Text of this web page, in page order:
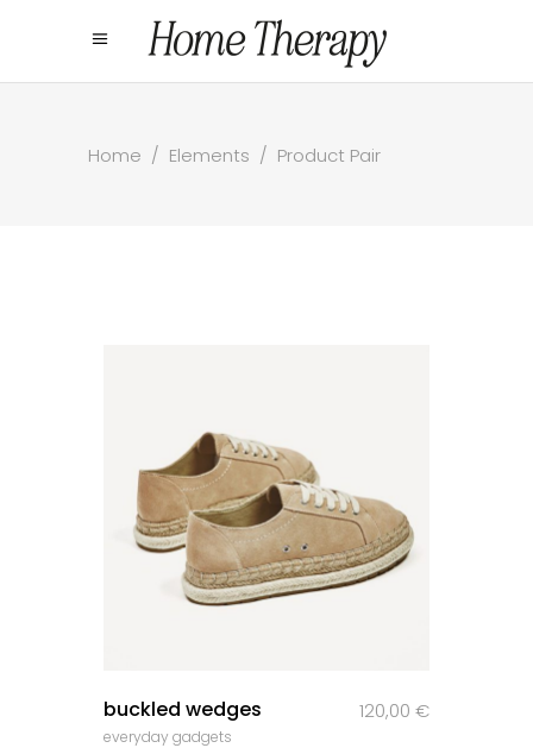
Home / Elements / Product Pair
buckled wedges €
everyday gadgets